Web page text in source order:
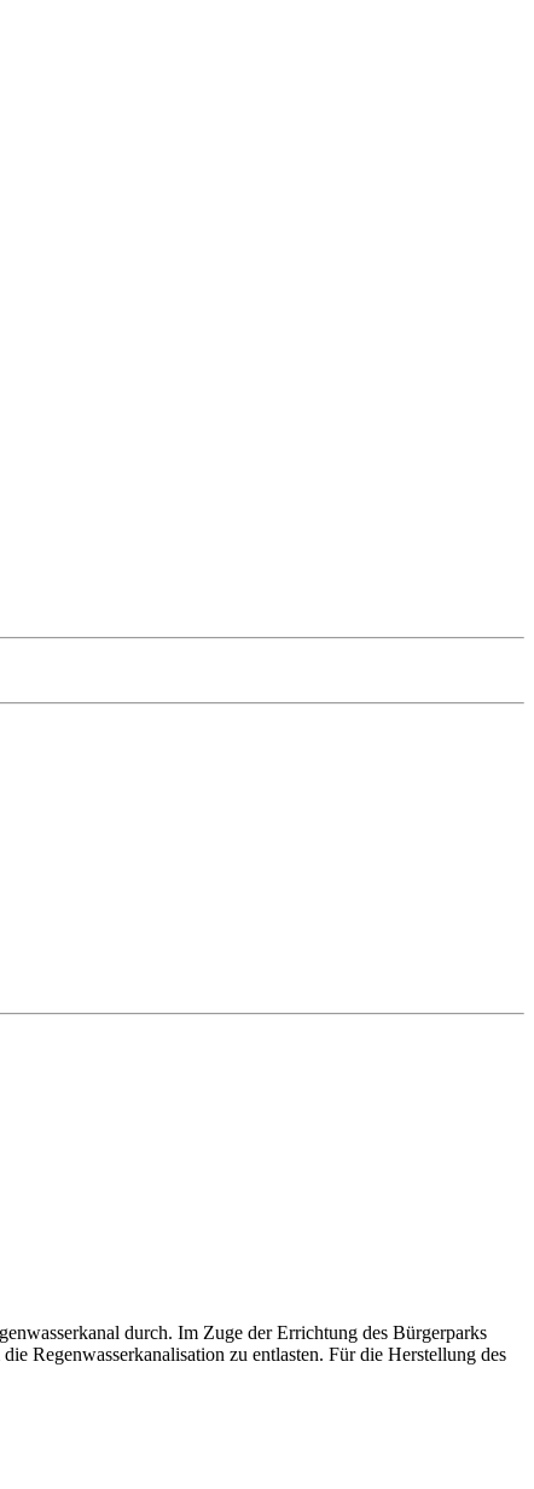
durch. Im Zuge der Errichtung des Bürgerparks
Regenwasserkanalisation zu entlasten. Für die Herstellung des